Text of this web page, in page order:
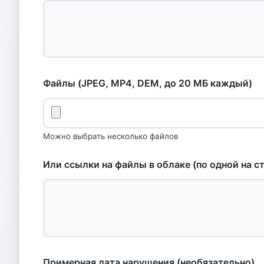
Файлы (JPEG, MP4, DEM, до 20 МБ каждый)
Можно выбрать несколько файлов
Или ссылки на файлы в облаке (по одной на